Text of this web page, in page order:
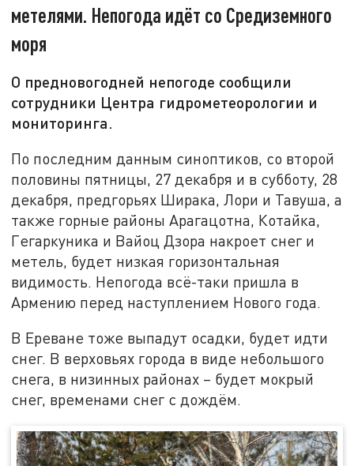
метелями. Непогода идёт со Средиземного
моря
О предновогодней непогоде сообщили
сотрудники Центра гидрометеорологии и
мониторинга.
По последним данным синоптиков, со второй
половины пятницы, 27 декабря и в субботу, 28
декабря, предгорьях Ширака, Лори и Тавуша, а
также горные районы Арагацотна, Котайка,
Гегаркуника и Вайоц Дзора накроет снег и
метель, будет низкая горизонтальная
видимость. Непогода всё-таки пришла в
Армению перед наступлением Нового года.
В Ереване тоже выпадут осадки, будет идти
снег. В верховьях города в виде небольшого
снега, в низинных районах – будет мокрый
снег, временами снег с дождём.